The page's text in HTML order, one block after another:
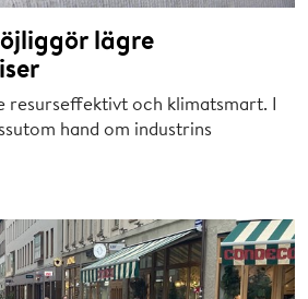
lägre
resurseffektivt och klimatsmart. I
hand om industrins